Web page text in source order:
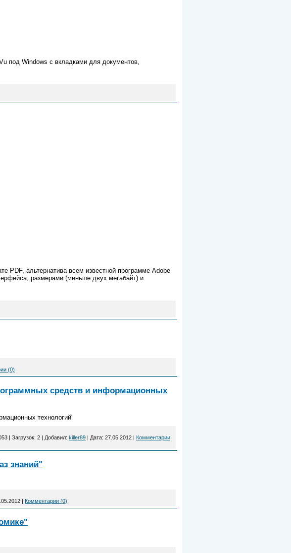
под Windows с вкладками для документов,
PDF, альтернатива всем известной программе Adobe
размерами (меньше двух мегабайт) и
(0)
средств и информационных
технологий"
Загрузок: 2 Добавил: killer89 Дата: 27.05.2012
Комментарии
знаний"
Комментарии (0)